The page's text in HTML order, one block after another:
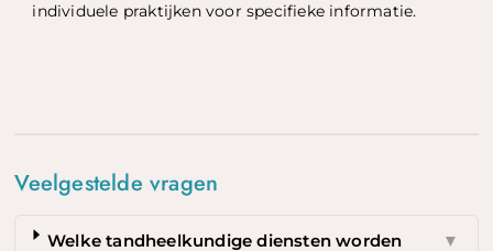
individuele praktijken voor specifieke informatie.
Veelgestelde vragen
Welke tandheelkundige diensten worden
▼